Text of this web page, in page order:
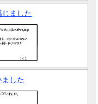
ました
した